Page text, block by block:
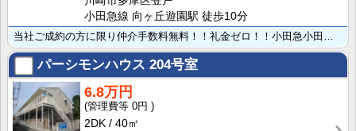
小田急線 向ヶ丘遊園駅 徒歩10分
当社ご成約の方に限り仲介手数料無料！！礼金ゼロ！！小田急小田原線 向ヶ丘遊園駅より徒歩10分で通勤や･･･
パーシモンハウス 204号室
6.8万円
0円
2DK
40㎡